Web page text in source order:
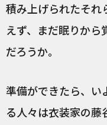
積み上げられたそれ
えず、まだ眠りから
だろうか。
準備ができたら、い
る人々は衣装家の藤